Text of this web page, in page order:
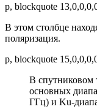
p, blockquote
В этом столбце
поляризация.
p, blockquote
В спутниковом
основных
ГГц) и Ku-